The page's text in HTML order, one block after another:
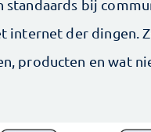
standaards bij
internet der dingen.
producten en wat